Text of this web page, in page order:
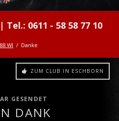
WI Danke
ZUM CLUB IN ESCHBORN
GESENDET
DANK